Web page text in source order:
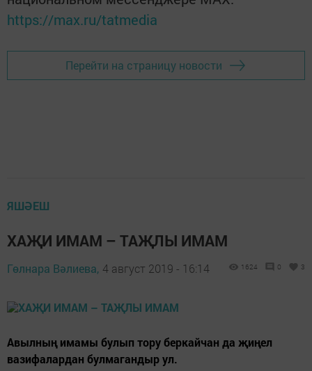
https://max.ru/tatmedia
Перейти на страницу новости
ЯШӘЕШ
ХАҖИ ИМАМ – ТАҖЛЫ ИМАМ
Гөлнара Вәлиева, 4 август 2019 - 16:14 1624 0 3
Авылның имамы булып тору беркайчан да җиңел
вазифалардан булмагандыр ул.